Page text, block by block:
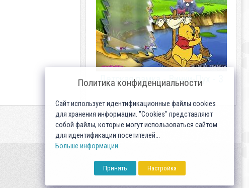
Детская рамка - Винни-Пух - 3
Политика конфиденциальности
Сайт использует идентификационные файлы cookies
для хранения информации. "Cookies" представляют
собой файлы, которые могут использоваться сайтом
для идентификации посетителей...
Больше информации
Принять Настройка